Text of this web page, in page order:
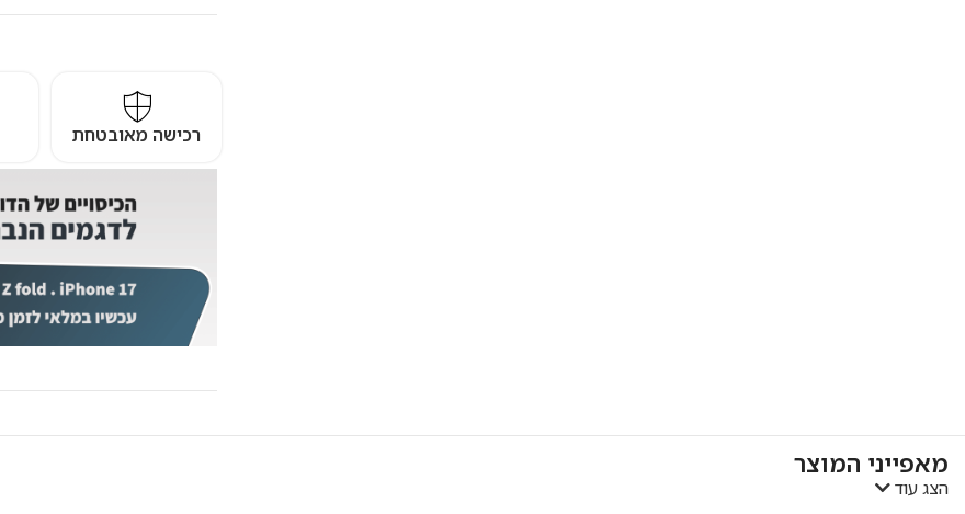
רכישה מאובטחת
מאפייני המוצר
הצג עוד